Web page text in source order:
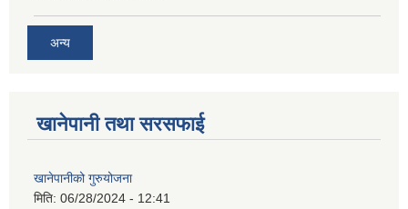
अन्य
खानेपानी तथा सरसफाई
खानेपानीको गुरुयोजना
मिति: 06/28/2024 - 12:41